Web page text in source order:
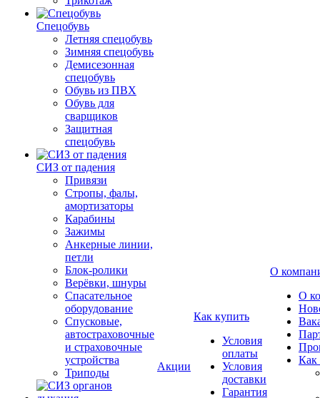
Спецобувь
Летняя спецобувь
Зимняя спецобувь
Демисезонная
спецобувь
Обувь из ПВХ
Обувь для
сварщиков
Защитная
спецобувь
СИЗ от падения
Привязи
Стропы, фалы,
амортизаторы
Карабины
Зажимы
Анкерные линии,
петли
Блок-ролики
Верёвки, шнуры
Спасательное
оборудование
Спусковые,
автостраховочные
и страховочные
устройства
Триподы
Акции
Как купить
Условия
оплаты
Условия
доставки
Гарантия
О
О
Как